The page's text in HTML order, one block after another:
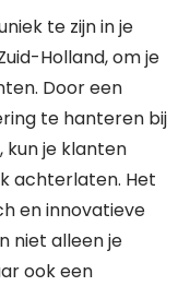
te zijn in je
Holland, om je
Door een
te hanteren bij
je klanten
achterlaten. Het
en innovatieve
niet alleen je
ook een